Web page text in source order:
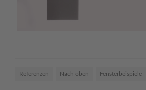
Referenzen Nach oben Fensterbeispiele